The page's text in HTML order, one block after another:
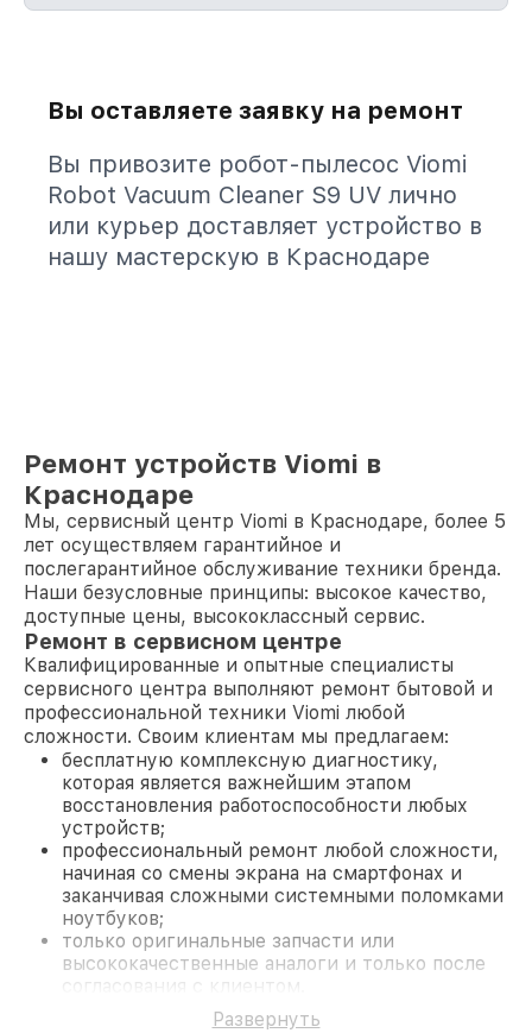
Вы оставляете заявку на ремонт
Вы привозите робот-пылесос Viomi
Robot Vacuum Cleaner S9 UV лично
или курьер доставляет устройство в
нашу мастерскую в Краснодаре
Ремонт устройств Viomi в
Краснодаре
Мы, сервисный центр Viomi в Краснодаре, более 5
лет осуществляем гарантийное и
послегарантийное обслуживание техники бренда.
Наши безусловные принципы: высокое качество,
доступные цены, высококлассный сервис.
Ремонт в сервисном центре
Квалифицированные и опытные специалисты
сервисного центра выполняют ремонт бытовой и
профессиональной техники Viomi любой
сложности. Своим клиентам мы предлагаем:
бесплатную комплексную диагностику,
которая является важнейшим этапом
восстановления работоспособности любых
устройств;
профессиональный ремонт любой сложности,
начиная со смены экрана на смартфонах и
заканчивая сложными системными поломками
ноутбуков;
только оригинальные запчасти или
высококачественные аналоги и только после
согласования с клиентом.
На все работы и замененные комплектующие
Развернуть